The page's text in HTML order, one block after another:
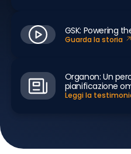
GSK: Powering
Guarda la storia
Organon: Un
pianificazione
Leggi la